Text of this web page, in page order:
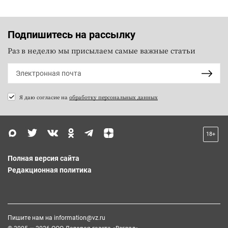
Подпишитесь на рассылку
Раз в неделю мы присылаем самые важные статьи
Я даю согласие на обработку персональных данных
18+
Полная версия сайта
Редакционная политика
Пишите нам на information@vz.ru